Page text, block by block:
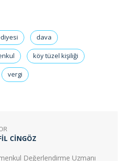
dava
köy tüzel kişiliği
vergi
CINGÖZ
Değerlendirme Uzmanı